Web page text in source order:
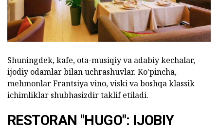
Shuningdek, kafe, ota-musiqiy va adabiy kechalar,
ijodiy odamlar bilan uchrashuvlar. Ko'pincha,
mehmonlar Frantsiya vino, viski va boshqa klassik
ichimliklar shubhasizdir taklif etiladi.
RESTORAN "HUGO": IJOBIY